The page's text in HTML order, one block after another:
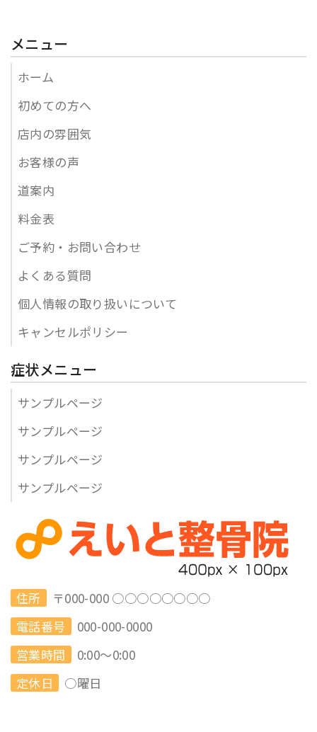
メニュー
ホーム
初めての方へ
店内の雰囲気
お客様の声
道案内
料金表
ご予約・お問い合わせ
よくある質問
個人情報の取り扱いについて
キャンセルポリシー
症状メニュー
サンプルページ
サンプルページ
サンプルページ
サンプルページ
住所
〒000-000 ○○○○○○○○
電話番号
000-000-0000
営業時間
0:00～0:00
定休日
○曜日